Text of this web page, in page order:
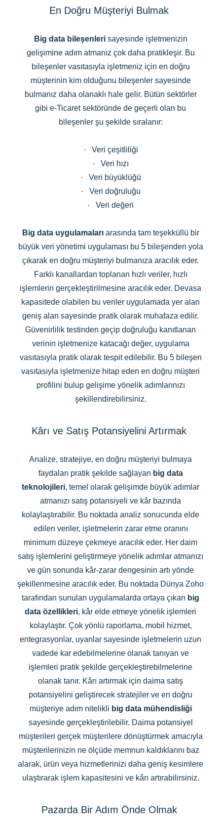
En Doğru Müşteriyi Bulmak
Big data bileşenleri sayesinde işletmenizin
gelişimine adım atmanız çok daha pratikleşir. Bu
bileşenler vasıtasıyla işletmeniz için en doğru
müşterinin kim olduğunu bileşenler sayesinde
bulmanız daha olanaklı hale gelir. Bütün sektörler
gibi e-Ticaret sektöründe de geçerli olan bu
bileşenler şu şekilde sıralanır:
·
Veri çeşitliliği
·
Veri hızı
·
Veri büyüklüğü
·
Veri doğruluğu
·
Veri değeri
Big data uygulamaları arasında tam teşekküllü bir
büyük veri yönetimi uygulaması bu 5 bileşenden yola
çıkarak en doğru müşteriyi bulmanıza aracılık eder.
Farklı kanallardan toplanan hızlı veriler, hızlı
işlemlerin gerçekleştirilmesine aracılık eder. Devasa
kapasitede olabilen bu veriler uygulamada yer alan
geniş alan sayesinde pratik olarak muhafaza edilir.
Güvenirlilik testinden geçip doğruluğu kanıtlanan
verinin işletmenize katacağı değer, uygulama
vasıtasıyla pratik olarak tespit edilebilir. Bu 5 bileşen
vasıtasıyla işletmenize hitap eden en doğru müşteri
profilini bulup gelişime yönelik adımlarınızı
şekillendirebilirsiniz.
Kârı ve Satış Potansiyelini Artırmak
Analize, stratejiye, en doğru müşteriyi bulmaya
faydaları pratik şekilde sağlayan big data
teknolojileri, temel olarak gelişimde büyük adımlar
atmanızı satış potansiyeli ve kâr bazında
kolaylaştırabilir. Bu noktada analiz sonucunda elde
edilen veriler, işletmelerin zarar etme oranını
minimum düzeye çekmeye aracılık eder. Her daim
satış işlemlerini geliştirmeye yönelik adımlar atmanızı
ve gün sonunda kâr-zarar dengesinin artı yönde
şekillenmesine aracılık eder. Bu noktada Dünya Zoho
tarafından sunulan uygulamalarda ortaya çıkan big
data özellikleri, kâr elde etmeye yönelik işlemleri
kolaylaştır. Çok yönlü raporlama, mobil hizmet,
entegrasyonlar, uyarılar sayesinde işletmelerin uzun
vadede kar edebilmelerine olanak tanıyan ve
işlemleri pratik şekilde gerçekleştirebilmelerine
olanak tanır. Kârı artırmak için daima satış
potansiyelini geliştirecek stratejiler ve en doğru
müşteriye adım nitelikli big data mühendisliği
sayesinde gerçekleştirilebilir. Daima potansiyel
müşterileri gerçek müşterilere dönüştürmek amacıyla
müşterilerinizin ne ölçüde memnun kaldıklarını baz
alarak, ürün veya hizmetlerinizi daha geniş kesimlere
ulaştırarak işlem kapasitesini ve kârı artırabilirsiniz.
Pazarda Bir Adım Önde Olmak